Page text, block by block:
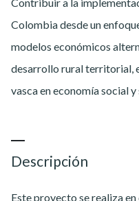
Colombia desde un
modelos económicos
desarrollo rural territorial,
vasca en economía social
Descripción
Este proyecto se realiza